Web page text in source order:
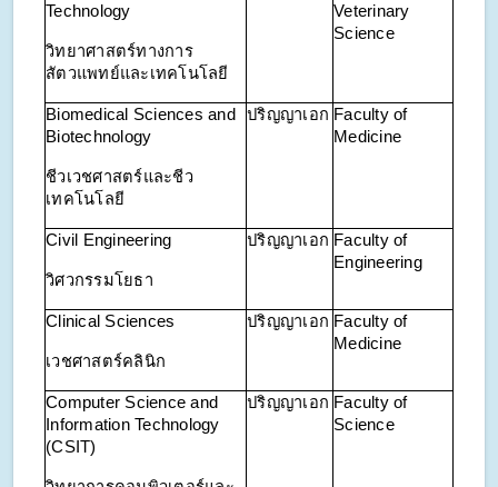
Technology
วิทยาศาสตร์ทางการ
สัตวแพทย์และเทคโนโลยี
Veterinary
Science
Biomedical Sciences and
Biotechnology
ชีวเวชศาสตร์และชีว
เทคโนโลยี
ปริญญาเอก Faculty of
Medicine
Civil Engineering
วิศวกรรมโยธา
ปริญญาเอก Faculty of
Engineering
Clinical Sciences
เวชศาสตร์คลินิก
ปริญญาเอก Faculty of
Medicine
Computer Science and
Information Technology
(CSIT)
ปริญญาเอก Faculty of
Science